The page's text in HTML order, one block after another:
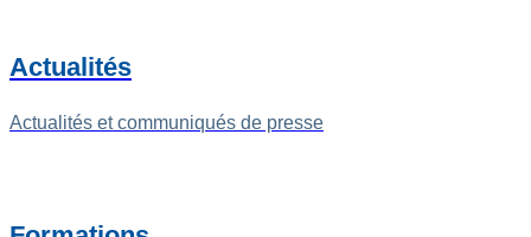
Actualités
Actualités et communiqués de presse